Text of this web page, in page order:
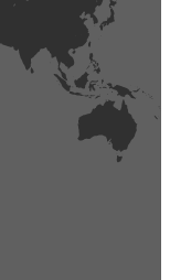
de lugar.